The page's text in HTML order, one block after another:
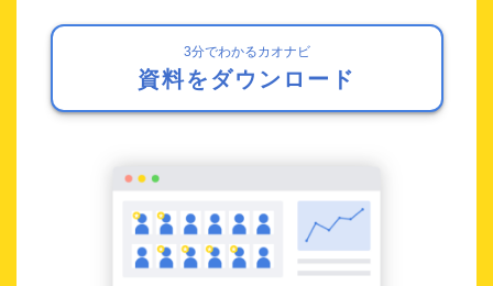
3分でわかるカオナビ
資料をダウンロード